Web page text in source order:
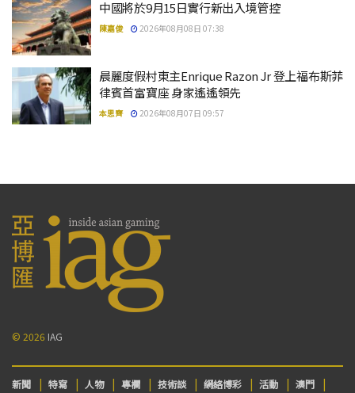
中國將於9月15日實行新出入境管控
陳嘉俊 2026年08月08日 07:38
晨麗度假村東主Enrique Razon Jr 登上福布斯菲
律賓首富寶座 身家遙遙領先
本思齊 2026年08月07日 09:57
© 2026 IAG
新聞 特寫 人物 專欄 技術談 網絡博彩 活動 澳門